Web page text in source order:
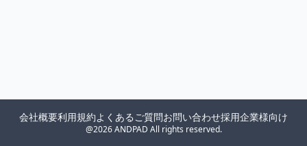
@2026 ANDPAD All rights reserved.
会社概要利用規約よくあるご質問お問い合わせ採用企業様向け